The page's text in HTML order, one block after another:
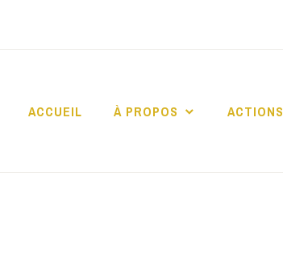
ACCUEIL À PROPOS ACTIONS